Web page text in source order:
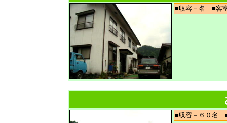
■収容－名 ■客
■収容－６０名